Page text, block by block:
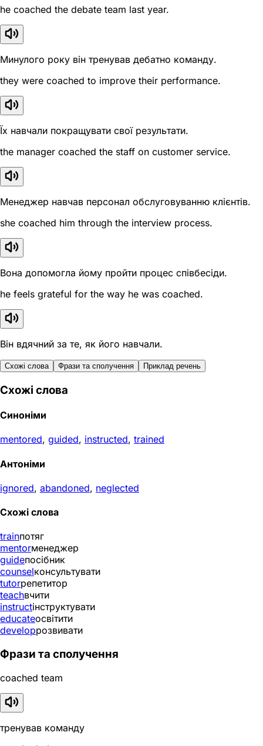
he coached the debate team last year.
Минулого року він тренував дебатно команду.
they were coached to improve their performance.
Їх навчали покращувати свої результати.
the manager coached the staff on customer service.
Менеджер навчав персонал обслуговуванню клієнтів.
she coached him through the interview process.
Вона допомогла йому пройти процес співбесіди.
he feels grateful for the way he was coached.
Він вдячний за те, як його навчали.
Схожі слова Фрази та сполучення Приклад речень
Схожі слова
Синоніми
mentored, guided, instructed, trained
Антоніми
ignored, abandoned, neglected
Схожі слова
trainпотяг
mentorменеджер
guideпосібник
counselконсультувати
tutorрепетитор
teachвчити
instructінструктувати
educateосвітити
developрозвивати
Фрази та сполучення
coached team
тренував команду